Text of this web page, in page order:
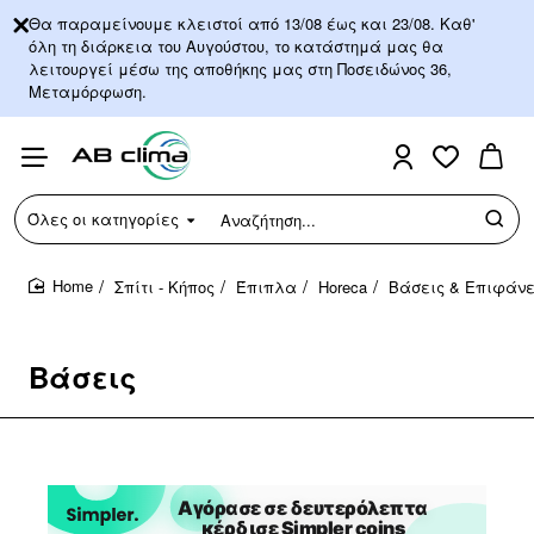
Θα παραμείνουμε κλειστοί από 13/08 έως και 23/08. Καθ'
όλη τη διάρκεια του Αυγούστου, το κατάστημά μας θα
λειτουργεί μέσω της αποθήκης μας στη Ποσειδώνος 36,
Μεταμόρφωση.
Όλες οι κατηγορίες
Αναζήτηση...
Βάσεις
Σπίτι - Κήπος Έπιπλα Horeca Βάσεις &